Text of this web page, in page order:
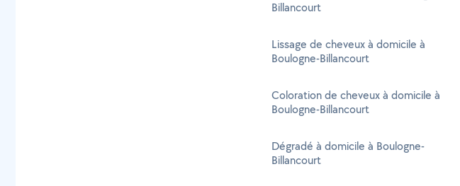
Billancourt
Lissage de cheveux à domicile à
Boulogne-Billancourt
Coloration de cheveux à domicile à
Boulogne-Billancourt
Dégradé à domicile à Boulogne-
Billancourt